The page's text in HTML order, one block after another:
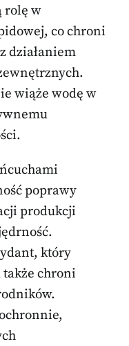
rolę w
co chroni
działaniem
wiąże wodę w
poprawy
produkcji
który
chroni